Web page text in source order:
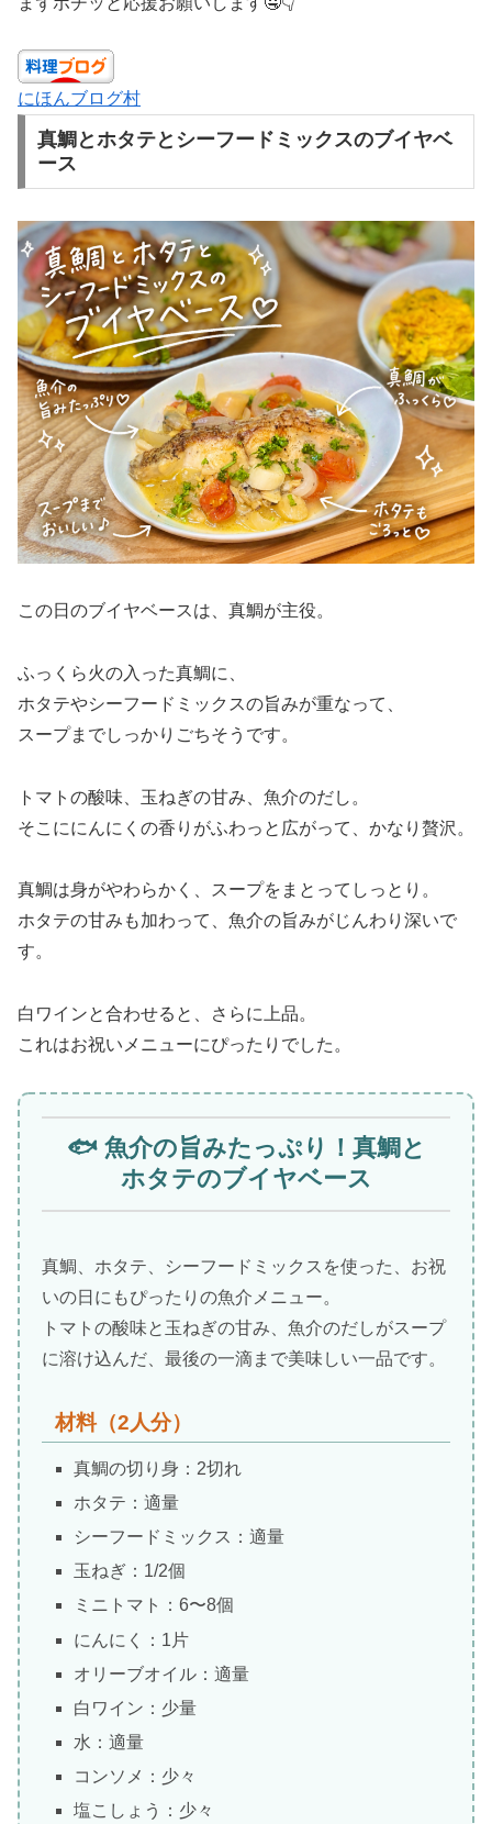
にほんブログ村
真鯛とホタテとシーフードミックスのブイヤベ
ース
この日のブイヤベースは、真鯛が主役。
ふっくら火の入った真鯛に、
ホタテやシーフードミックスの旨みが重なって、
スープまでしっかりごちそうです。
トマトの酸味、玉ねぎの甘み、魚介のだし。
そこににんにくの香りがふわっと広がって、かなり贅沢。
真鯛は身がやわらかく、スープをまとってしっとり。
ホタテの甘みも加わって、魚介の旨みがじんわり深いで
す。
白ワインと合わせると、さらに上品。
これはお祝いメニューにぴったりでした。
🐟 魚介の旨みたっぷり！真鯛と
ホタテのブイヤベース
真鯛、ホタテ、シーフードミックスを使った、お祝
いの日にもぴったりの魚介メニュー。
トマトの酸味と玉ねぎの甘み、魚介のだしがスープ
に溶け込んだ、最後の一滴まで美味しい一品です。
材料（2人分）
真鯛の切り身：2切れ
ホタテ：適量
シーフードミックス：適量
玉ねぎ：1/2個
ミニトマト：6〜8個
にんにく：1片
オリーブオイル：適量
白ワイン：少量
水：適量
コンソメ：少々
塩こしょう：少々